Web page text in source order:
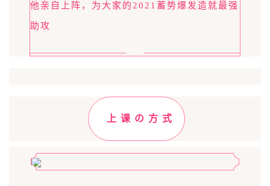
他亲自上阵，为大家的2021蓄势爆发造就最强
助攻
上 课 の 方 式